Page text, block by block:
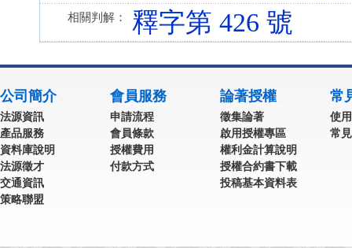
相關判解： 釋字第 426 號
公司簡介
法源資訊
產品服務
資料庫說明
法源徵才
交通資訊
策略聯盟
會員服務
申請流程
會員條款
授權費用
付款方式
論著授權
徵集論著
啟用授權專區
權利金計算說明
授權合約書下載
投稿基本資料表
常
使
常